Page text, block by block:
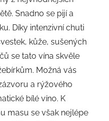
Snadno se pijí a
Díky intenzivní chuti
kůže, sušených
se tato vína skvěle
Možná vás
a rýžového
bílé víno. K
masu se však nejlépe